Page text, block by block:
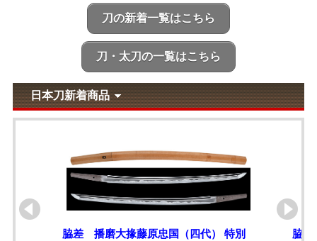
刀の新着一覧はこちら
刀・太刀の一覧はこちら
日本刀新着商品
脇差 播磨大掾藤原忠国（四代） 特別
脇